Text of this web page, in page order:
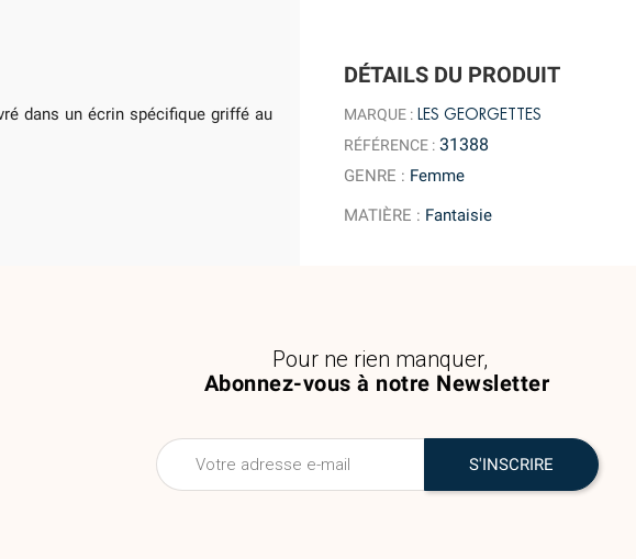
DÉTAILS DU PRODUIT
MARQUE : LES GEORGETTES
RÉFÉRENCE : 31388
GENRE : Femme
MATIÈRE : Fantaisie
dans un écrin spécifique griffé au
Abonnez-vous à notre Newsletter
Pour ne rien manquer,